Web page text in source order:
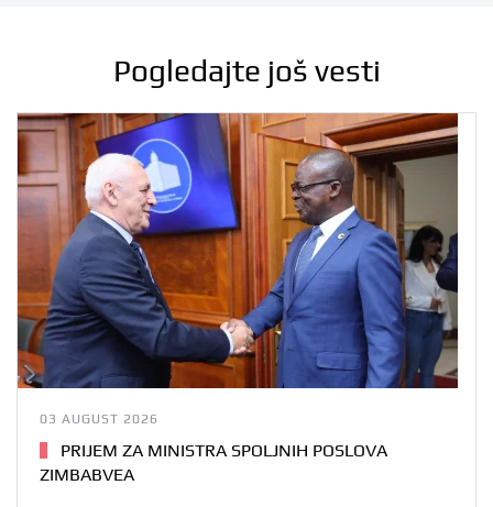
Pogledajte još vesti
03 AUGUST 2026
PRIJEM ZA MINISTRA SPOLJNIH POSLOVA
ZIMBABVEA